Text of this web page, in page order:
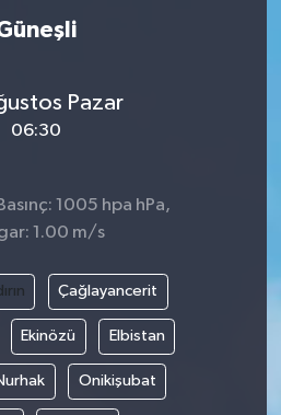
Pazar
06:30
1005 hpa hPa,
1.00 m/s
Çağlayancerit
Ekinözü Elbistan
Onikişubat